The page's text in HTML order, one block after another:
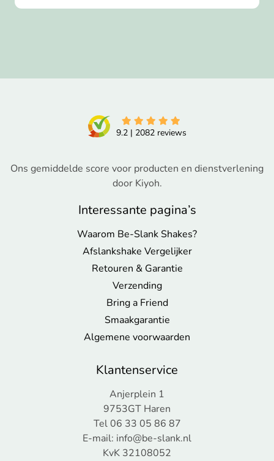
9.2| 2082reviews
Ons gemiddelde score voor producten en dienstverlening
door Kiyoh.
Interessante pagina’s
Waarom Be-Slank Shakes?
Afslankshake Vergelijker
Retouren & Garantie
Verzending
Bring a Friend
Smaakgarantie
Algemene voorwaarden
Klantenservice
Anjerplein 1
9753GT Haren
Tel 06 33 05 86 87
E-mail: info@be-slank.nl
KvK 32108052